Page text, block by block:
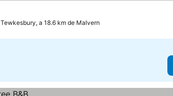
Tewkesbury, a 18.6 km de Malvern